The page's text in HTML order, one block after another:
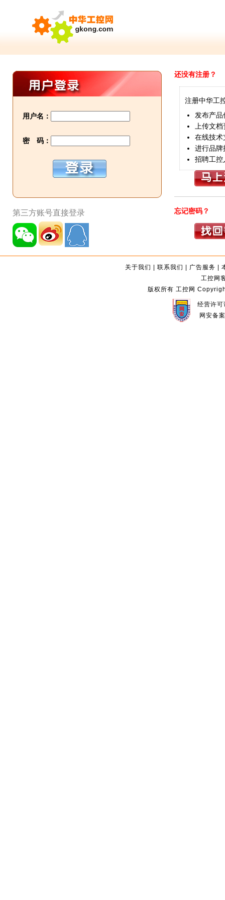
用户名：
密 码：
第三方账号直接登录
还没有注册？
注册中华工
发布产品
上传文档
在线技术
进行品牌
招聘工控
忘记密码？
关于我们 |联系我们 | 广告服务 |
工控网
版权所有 工控网
经营许
网安备